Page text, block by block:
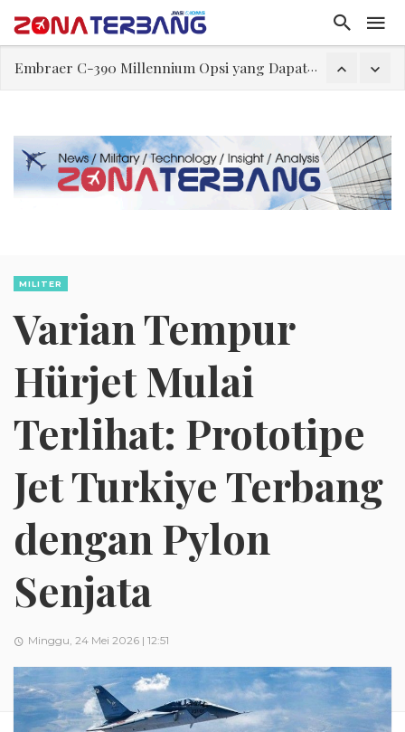
Embraer C-390 Millennium Opsi yang Dapat Diterima Secara Geopolitik
Edy Mulyadi: Terlalu Lebay Narasi Nyawa Jenderal Listyo Hendak Dihabisi
Abdul El-Sayed Selangkah Lagi Menuju Senat AS
Iran: Jalur Alternatif Selat Hormuz Telah Disepakati
MILITER
Varian Tempur
Hürjet Mulai
Terlihat: Prototipe
Jet Turkiye Terbang
dengan Pylon
Senjata
Minggu, 24 Mei 2026 | 12:51